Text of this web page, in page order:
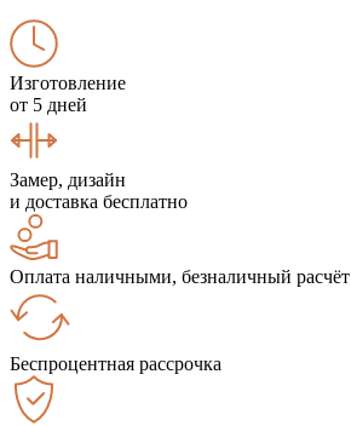
Изготовление
от 5 дней
Замер, дизайн
и доставка бесплатно
Оплата наличными, безналичный расчёт
Беспроцентная рассрочка